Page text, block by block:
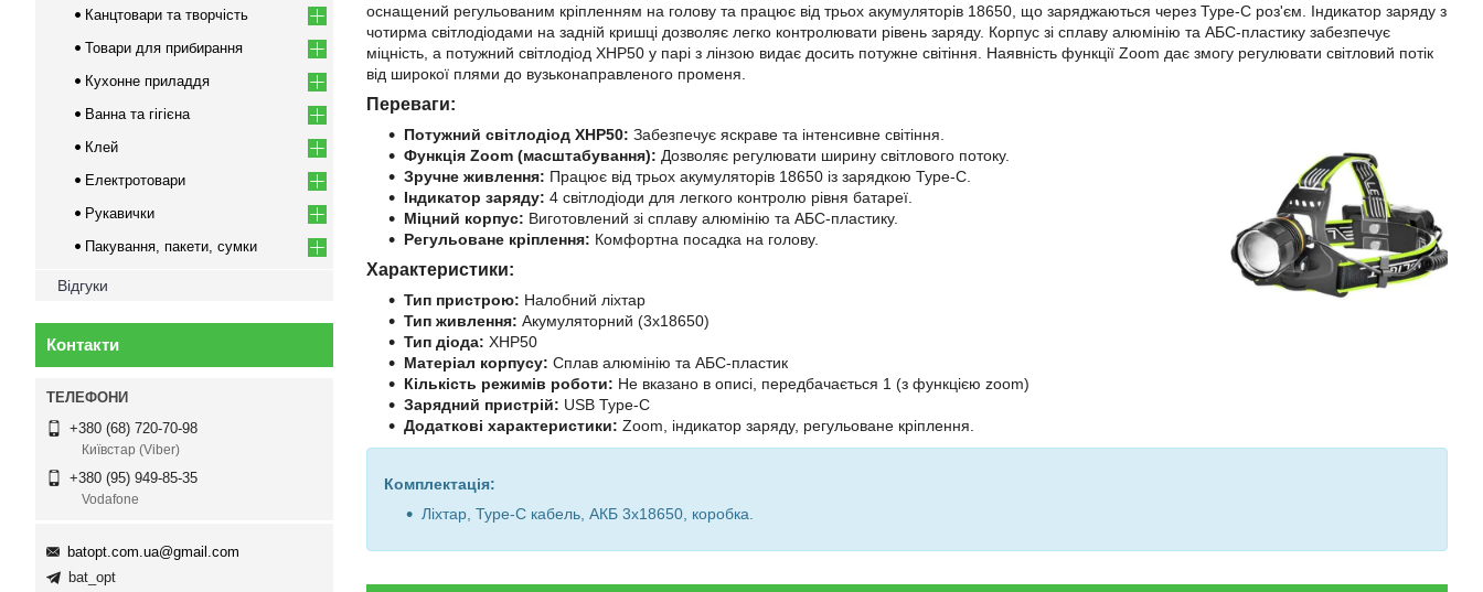
оснащений регульованим кріпленням на голову та працює від трьох акумуляторів 18650, що заряджаються через Type-C роз'єм. Індикатор заряду з
чотирма світлодіодами на задній кришці дозволяє легко контролювати рівень заряду. Корпус зі сплаву алюмінію та АБС-пластику забезпечує
міцність, а потужний світлодіод XHP50 у парі з лінзою видає досить потужне світіння. Наявність функції Zoom дає змогу регулювати світловий потік
від широкої плями до вузьконаправленого променя.
Переваги:
Потужний світлодіод XHP50: Забезпечує яскраве та інтенсивне світіння.
Функція Zoom (масштабування): Дозволяє регулювати ширину світлового потоку.
Зручне живлення: Працює від трьох акумуляторів 18650 із зарядкою Type-C.
Індикатор заряду: 4 світлодіоди для легкого контролю рівня батареї.
Міцний корпус: Виготовлений зі сплаву алюмінію та АБС-пластику.
Регульоване кріплення: Комфортна посадка на голову.
Характеристики:
Тип пристрою: Налобний ліхтар
Тип живлення: Акумуляторний (3х18650)
Тип діода: XHP50
Матеріал корпусу: Сплав алюмінію та АБС-пластик
Кількість режимів роботи: Не вказано в описі, передбачається 1 (з функцією zoom)
Зарядний пристрій: USB Type-C
Додаткові характеристики: Zoom, індикатор заряду, регульоване кріплення.
Комплектація:
Ліхтар, Type-C кабель, АКБ 3х18650, коробка.
Канцтовари та творчість
Товари для прибирання
Кухонне приладдя
Ванна та гігієна
Клей
Електротовари
Рукавички
Пакування, пакети, сумки
Відгуки
Контакти
+380 (68) 720-70-98
Київстар (Viber)
+380 (95) 949-85-35
Vodafone
batopt.com.ua@gmail.com
bat_opt